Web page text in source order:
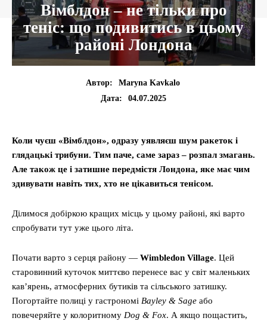
Вімблдон – не тільки про
теніс: що подивитись в цьому
районі Лондона
Автор:
Maryna Kavkalo
Дата:
04.07.2025
Коли чуєш «Вімблдон», одразу уявляєш шум ракеток і
глядацькі трибуни. Тим паче, саме зараз – розпал змагань.
Але також це і затишне передмістя Лондона, яке має чим
здивувати навіть тих, хто не цікавиться тенісом.
Ділимося добіркою кращих місць у цьому районі, які варто
спробувати тут уже цього літа.
Почати варто з серця району — Wimbledon Village. Цей
старовинний куточок миттєво перенесе вас у світ маленьких
кав’ярень, атмосферних бутиків та сільського затишку.
Погортайте полиці у гастрономі Bayley & Sage або
повечеряйте у колоритному Dog & Fox. А якщо пощастить,